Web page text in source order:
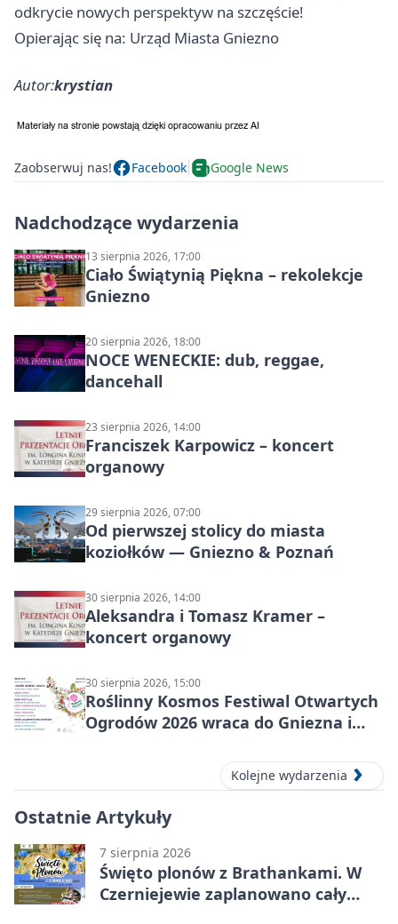
odkrycie nowych perspektyw na szczęście!
Opierając się na: Urząd Miasta Gniezno
Autor:krystian
Zaobserwuj nas! Facebook Google News
Nadchodzące wydarzenia
13 sierpnia 2026, 17:00
Ciało Świątynią Piękna – rekolekcje
Gniezno
20 sierpnia 2026, 18:00
NOCE WENECKIE: dub, reggae,
dancehall
23 sierpnia 2026, 14:00
Franciszek Karpowicz – koncert
organowy
29 sierpnia 2026, 07:00
Od pierwszej stolicy do miasta
koziołków — Gniezno & Poznań
30 sierpnia 2026, 14:00
Aleksandra i Tomasz Kramer –
koncert organowy
30 sierpnia 2026, 15:00
Roślinny Kosmos Festiwal Otwartych
Ogrodów 2026 wraca do Gniezna i
Kolejne wydarzenia
Ostatnie Artykuły
7 sierpnia 2026
Święto plonów z Brathankami. W
Czerniejewie zaplanowano cały